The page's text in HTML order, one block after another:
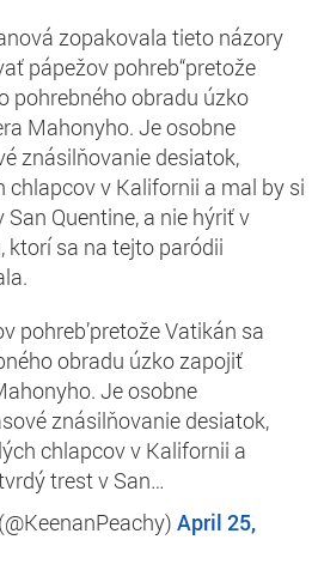
zopakovala tieto názory
pápežov pohreb“pretože
pohrebného obradu úzko
Mahonyho. Je osobne
znásilňovanie desiatok,
v Kalifornii a mal by si
Quentine, a nie hýriť v
ktorí sa na tejto paródii
pohreb’pretože Vatikán sa
obradu úzko zapojiť
Je osobne
znásilňovanie desiatok,
chlapcov v Kalifornii a
trest v San…
April 25,